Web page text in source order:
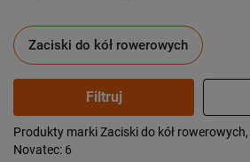
Zaciski do kół rowerowych
Popularność:
Produkty marki Zaciski do kół
Novatec: 6